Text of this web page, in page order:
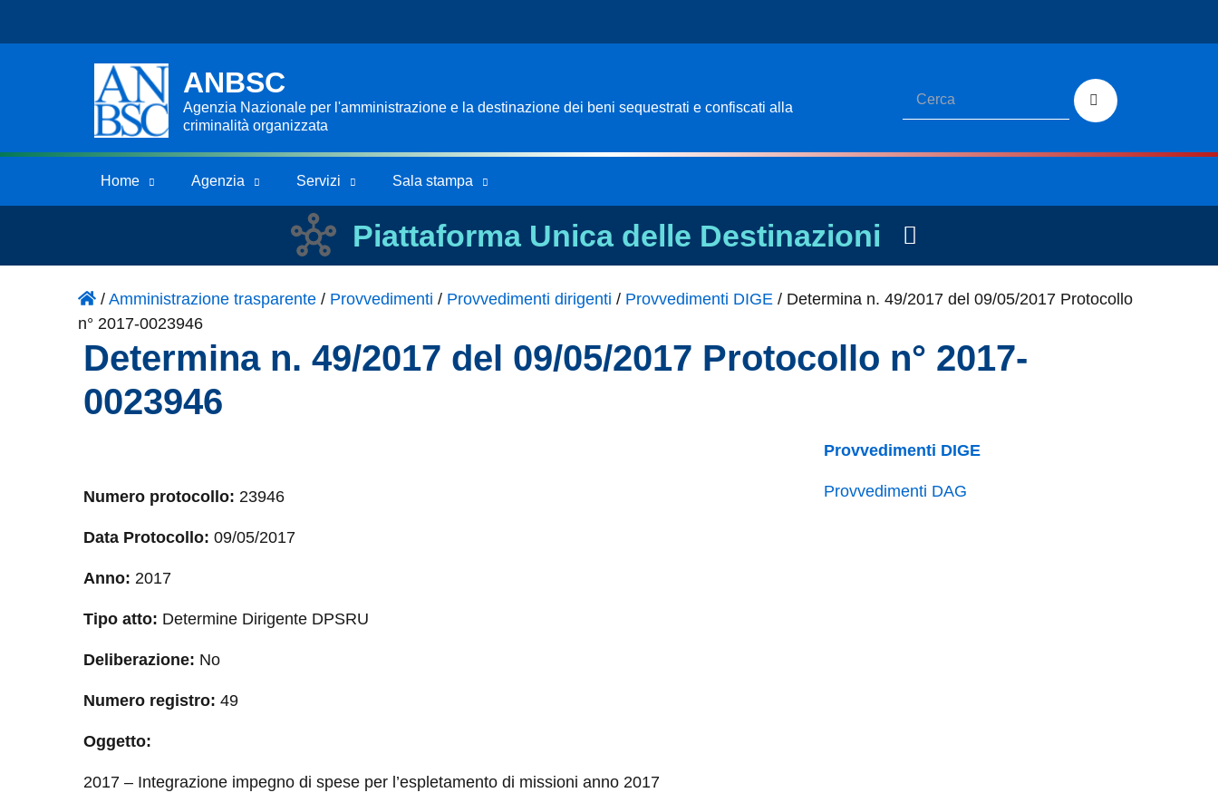
ANBSC
Agenzia Nazionale per l'amministrazione e la destinazione dei beni sequestrati e confiscati alla
criminalità organizzata
Home Agenzia Servizi Sala stampa
Piattaforma Unica delle Destinazioni
/Amministrazione trasparente / Provvedimenti / Provvedimenti dirigenti / Provvedimenti DIGE / Determina n. 49/2017 del 09/05/2017 Protocollo
n° 2017-0023946
Determina n. 49/2017 del 09/05/2017 Protocollo n° 2017-
0023946
Numero protocollo: 23946
Data Protocollo: 09/05/2017
Anno: 2017
Tipo atto: Determine Dirigente DPSRU
Deliberazione: No
Numero registro: 49
Oggetto:
2017 – Integrazione impegno di spese per l’espletamento di missioni anno 2017
Provvedimenti DIGE
Provvedimenti DAG